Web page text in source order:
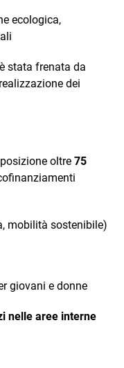
ecologica,
stata frenata da
dei
oltre 75
mobilità sostenibile)
giovani e donne
nelle aree interne